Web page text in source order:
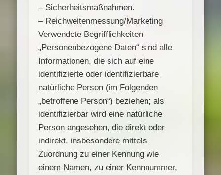
– Sicherheitsmaßnahmen.
– Reichweitenmessung/Marketing
Verwendete Begrifflichkeiten
„Personenbezogene Daten“ sind alle
Informationen, die sich auf eine
identifizierte oder identifizierbare
natürliche Person (im Folgenden
„betroffene Person“) beziehen; als
identifizierbar wird eine natürliche
Person angesehen, die direkt oder
indirekt, insbesondere mittels
Zuordnung zu einer Kennung wie
einem Namen, zu einer Kennnummer,